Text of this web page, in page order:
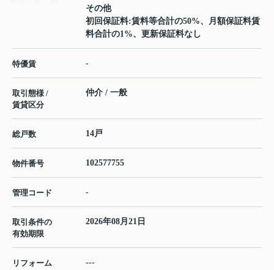
その他
初回保証料:賃料等合計の50%、月額保証料賃
料合計の1%、更新保証料なし
特優賃 -
取引態様 /
賃貸区分
仲介 / 一般
総戸数 14戸
物件番号 102577755
管理コード -
取引条件の
有効期限
2026年08月21日
リフォーム ---